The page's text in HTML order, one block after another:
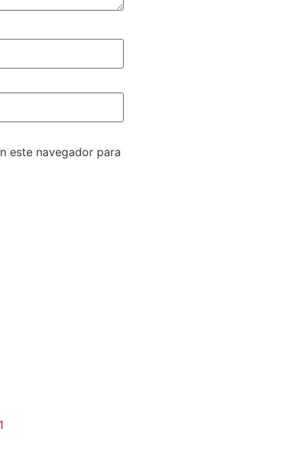
este navegador para